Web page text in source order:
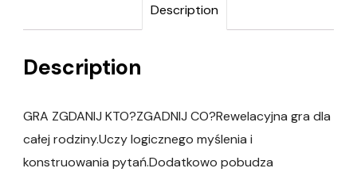
Description
Description
GRA ZGDANIJ KTO?ZGADNIJ CO?Rewelacyjna gra dla
całej rodziny.Uczy logicznego myślenia i
konstruowania pytań.Dodatkowo pobudza